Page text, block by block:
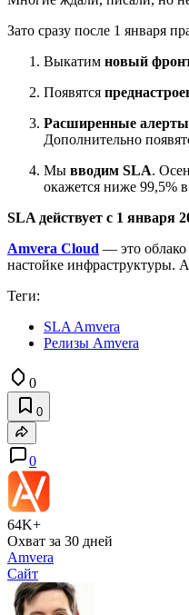
Зато сразу после 1 января
Выкатим новый
Появятся
Расширенные
Дополнительно
Мы вводим SLA.
окажется ниже 99,5%
SLA действует с 1 января
Amvera Cloud — это
настойке инфраструктуры.
Теги:
SLA Amvera
Релизы Amvera
0
0
0
64K+
Охват за 30 дней
Amvera
Сайт